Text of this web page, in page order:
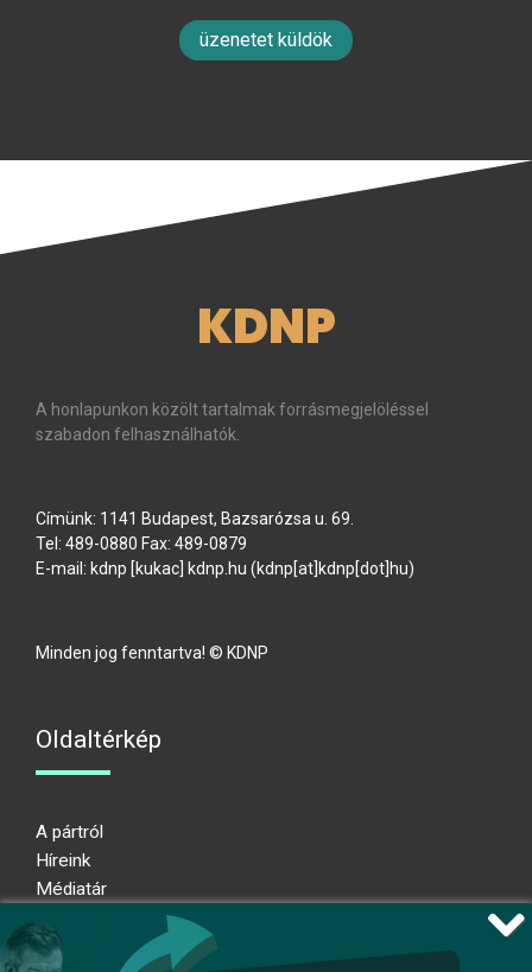
üzenetet küldök
KDNP
A honlapunkon közölt tartalmak forrásmegjelöléssel
szabadon felhasználhatók.
Címünk: 1141 Budapest, Bazsarózsa u. 69.
Tel: 489-0880 Fax: 489-0879
E-mail: kdnp [kukac] kdnp.hu (kdnp[at]kdnp[dot]hu)
Minden jog fenntartva! © KDNP
Oldaltérkép
A pártról
Híreink
Médiatár
Adatkezelési nyilatkozat